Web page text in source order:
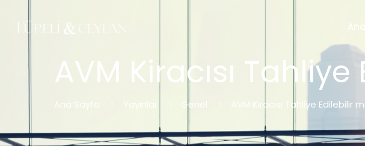
AVM Kiracısı
Ana Sayfa Yayınlar Genel AVM Kiracısı Tahliye Edilebilir